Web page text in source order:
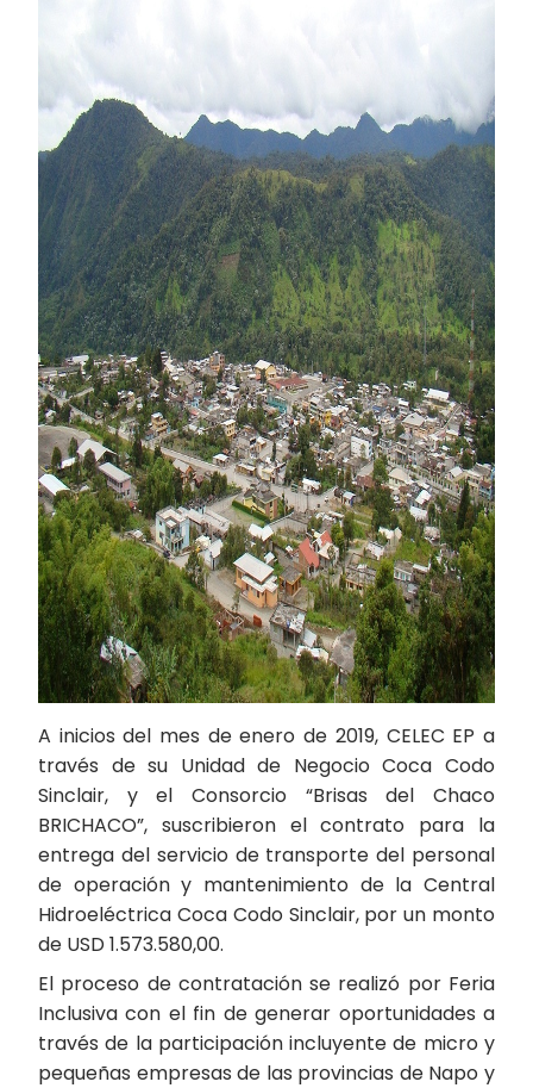
A inicios del mes de enero de 2019, CELEC EP a
través de su Unidad de Negocio Coca Codo
Sinclair, y el Consorcio “Brisas del Chaco
BRICHACO”, suscribieron el contrato para la
entrega del servicio de transporte del personal
de operación y mantenimiento de la Central
Hidroeléctrica Coca Codo Sinclair, por un monto
de USD 1.573.580,00.
El proceso de contratación se realizó por Feria
Inclusiva con el fin de generar oportunidades a
través de la participación incluyente de micro y
pequeñas empresas de las provincias de Napo y